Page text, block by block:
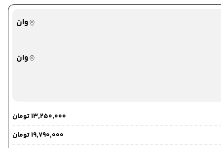
وان
وان
۱۳٬۲۵۰٬۰۰۰ تومان
۱۹٬۷۹۰٬۰۰۰ تومان